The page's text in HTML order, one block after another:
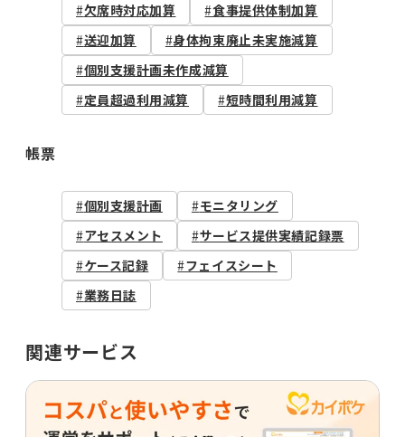
欠席時対応加算
食事提供体制加算
送迎加算
身体拘束廃止未実施減算
個別支援計画未作成減算
定員超過利用減算
短時間利用減算
帳票
個別支援計画
モニタリング
アセスメント
サービス提供実績記録票
ケース記録
フェイスシート
業務日誌
関連サービス